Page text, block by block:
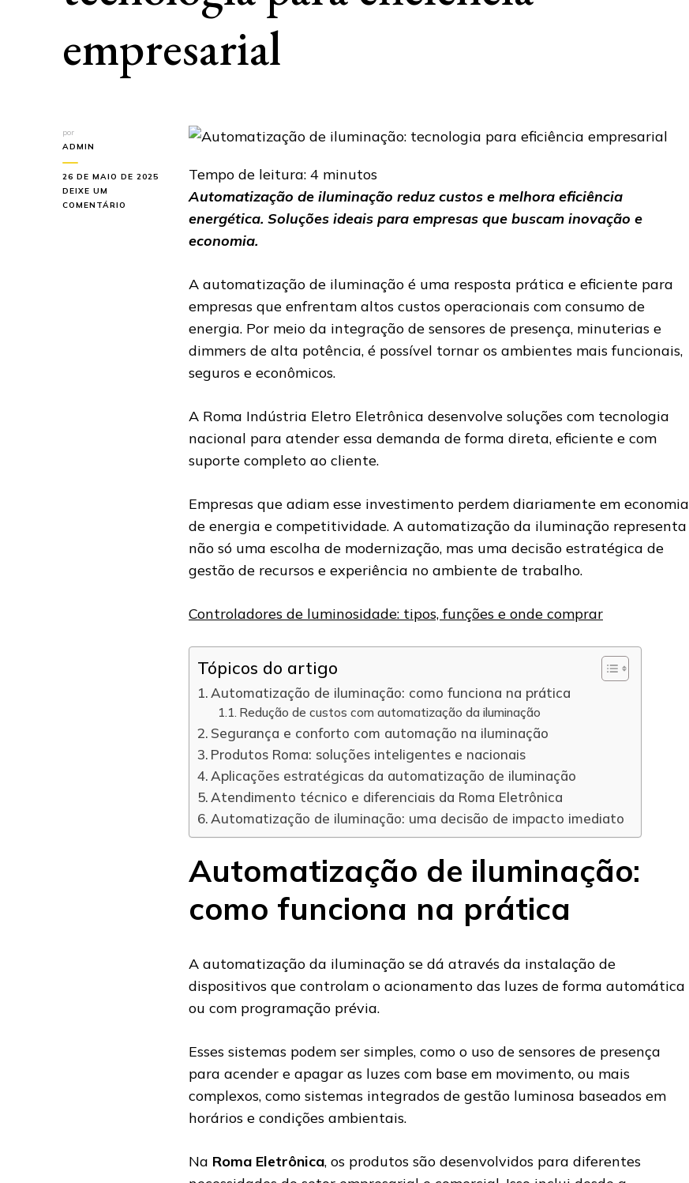
empresarial
por
ADMIN
26 DE MAIO DE 2025
DEIXE UM
COMENTÁRIO
AUTOMATIZAÇÃO
ILUMINAÇÃO:
EMPRESARIAL
Tempo de leitura: 4 minutos
Automatização de iluminação reduz custos e melhora eficiência
energética. Soluções ideais para empresas que buscam inovação e
economia.
A automatização de iluminação é uma resposta prática e eficiente para
empresas que enfrentam altos custos operacionais com consumo de
energia. Por meio da integração de sensores de presença, minuterias e
dimmers de alta potência, é possível tornar os ambientes mais funcionais,
seguros e econômicos.
A Roma Indústria Eletro Eletrônica desenvolve soluções com tecnologia
nacional para atender essa demanda de forma direta, eficiente e com
suporte completo ao cliente.
Empresas que adiam esse investimento perdem diariamente em economia
de energia e competitividade. A automatização da iluminação representa
não só uma escolha de modernização, mas uma decisão estratégica de
gestão de recursos e experiência no ambiente de trabalho.
Controladores de luminosidade: tipos, funções e onde comprar
Tópicos do artigo
Automatização de iluminação: como funciona na prática
Redução de custos com automatização da iluminação
Segurança e conforto com automação na iluminação
Produtos Roma: soluções inteligentes e nacionais
Aplicações estratégicas da automatização de iluminação
Atendimento técnico e diferenciais da Roma Eletrônica
Automatização de iluminação: uma decisão de impacto imediato
Automatização de iluminação:
como funciona na prática
A automatização da iluminação se dá através da instalação de
dispositivos que controlam o acionamento das luzes de forma automática
ou com programação prévia.
Esses sistemas podem ser simples, como o uso de sensores de presença
para acender e apagar as luzes com base em movimento, ou mais
complexos, como sistemas integrados de gestão luminosa baseados em
horários e condições ambientais.
Na Roma Eletrônica, os produtos são desenvolvidos para diferentes